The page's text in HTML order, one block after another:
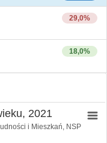
29,0%
18,0%
2021
i Mieszkań, NSP